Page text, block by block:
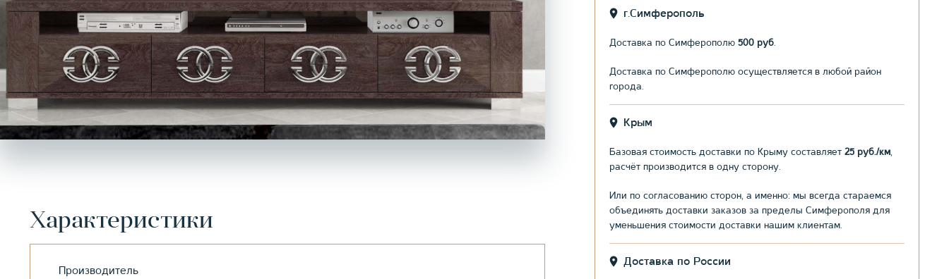
г.Симферополь
Доставка по Симферополю 500 руб
Доставка по Симферополю осуществляется в любой район
города.
Крым
Базовая стоимость доставки по Крыму составляет 25 руб./км
расчёт производится в одну сторону.
Или по согласованию сторон, а именно: мы всегда стараемся
объединять доставки заказов за пределы Симферополя для
уменьшения стоимости доставки нашим клиентам.
Доставка по России
Характеристики
Производитель